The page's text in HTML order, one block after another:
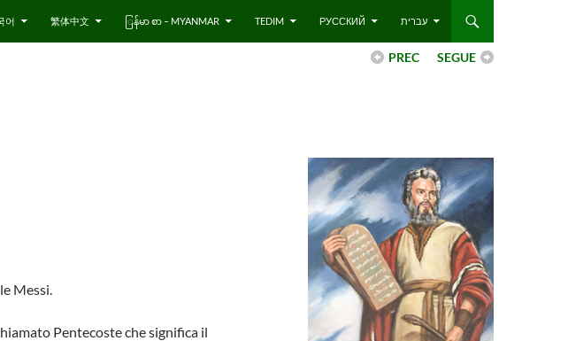
어 繁体中文 ြန်မာ စာ – MYANMAR TEDIM РУССКИЙ עברית
SEGUE
PREC
Messi.
Pentecoste che significa il